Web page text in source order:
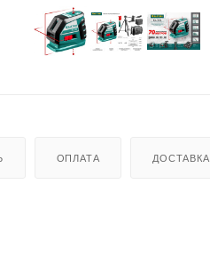
ОПЛАТА ДОСТАВКА